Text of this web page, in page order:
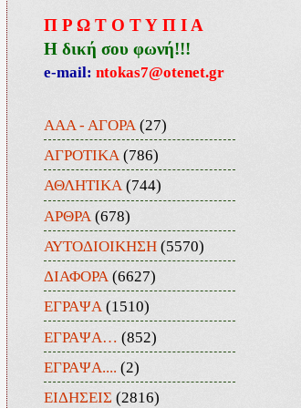
Π Ρ Ω Τ Ο Τ Υ Π Ι Α
Η δική σου φωνή!!!
e-mail: ntokas7@otenet.gr
ΑΑΑ - ΑΓΟΡΑ (27)
ΑΓΡΟΤΙΚΑ (786)
ΑΘΛΗΤΙΚΑ (744)
ΑΡΘΡΑ (678)
ΑΥΤΟΔΙΟΙΚΗΣΗ (5570)
ΔΙΑΦΟΡΑ (6627)
ΕΓΡΑΨΑ (1510)
ΕΓΡΑΨΑ… (852)
ΕΓΡΑΨΑ.... (2)
ΕΙΔΗΣΕΙΣ (2816)